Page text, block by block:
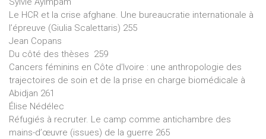
Le HCR et la crise afghane. Une bureaucratie internationale à
l’épreuve (Giulia Scalettaris) 255
Jean Copans
Du côté des thèses 259
Cancers féminins en Côte d'Ivoire : une anthropologie des
trajectoires de soin et de la prise en charge biomédicale à
Abidjan 261
Élise Nédélec
Réfugiés à recruter. Le camp comme antichambre des
mains-d’œuvre (issues) de la guerre 265